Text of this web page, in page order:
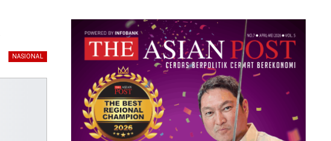
NASIONAL